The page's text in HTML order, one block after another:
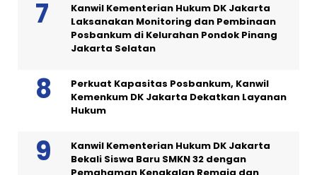
Kanwil Kementerian Hukum DK Jakarta
Laksanakan Monitoring dan Pembinaan
Posbankum di Kelurahan Pondok Pinang
Jakarta Selatan
Perkuat Kapasitas Posbankum, Kanwil
Kemenkum DK Jakarta Dekatkan Layanan
Hukum
Kanwil Kementerian Hukum DK Jakarta
Bekali Siswa Baru SMKN 32 dengan